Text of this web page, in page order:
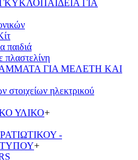
ΓΙΑ
παιδιά
ΓΙΑ ΜΕΛΕΤΗ ΚΑΙ
στοιχείων ηλεκτρικού
ΥΛΙΚΟ+
-
+